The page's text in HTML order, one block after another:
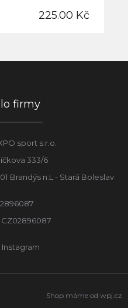
225.00 Kč
firmy
sport s.r.o.
333/6
Brandýs n.L - Stará Boleslav
CZ02896087
Instagram
Shop máme od wpj.cz